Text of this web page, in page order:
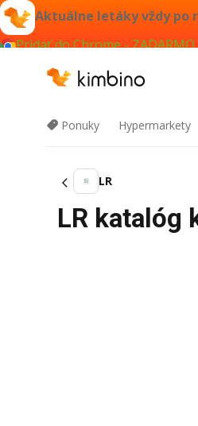
Aktuálne letáky vždy po
Pridať do Chrome - ZADARMO
Ponuky Hypermarkety
LR
LR katalóg